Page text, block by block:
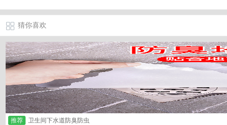
猜你喜欢
推荐
卫生间下水道防臭防虫